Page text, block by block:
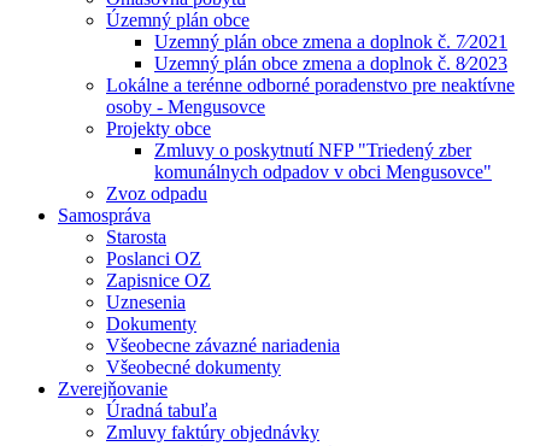
Územný plán obce
Uzemný plán obce zmena a doplnok č. 7⁄2021
Uzemný plán obce zmena a doplnok č. 8⁄2023
Lokálne a terénne odborné poradenstvo pre neaktívne
osoby - Mengusovce
Projekty obce
Zmluvy o poskytnutí NFP "Triedený zber
komunálnych odpadov v obci Mengusovce"
Zvoz odpadu
Samospráva
Starosta
Poslanci OZ
Zapisnice OZ
Uznesenia
Dokumenty
Všeobecne závazné nariadenia
Všeobecné dokumenty
Zverejňovanie
Úradná tabuľa
Zmluvy faktúry objednávky